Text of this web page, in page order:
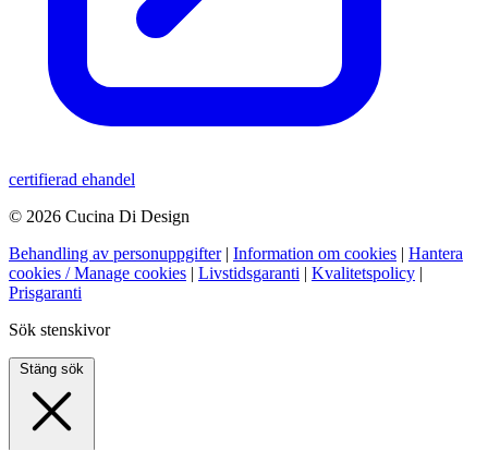
certifierad ehandel
© 2026 Cucina Di Design
Behandling av personuppgifter | Information om cookies | Hantera
cookies / Manage cookies | Livstidsgaranti | Kvalitetspolicy |
Prisgaranti
Sök stenskivor
Stäng sök